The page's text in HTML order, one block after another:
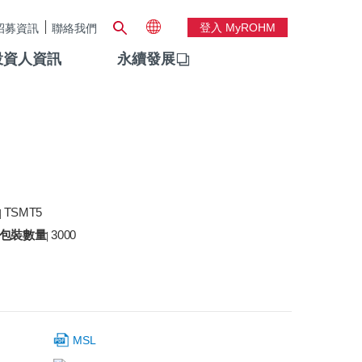
募資訊 聯絡我們 登入 MyROHM
人資訊 永續發展
TSMT5
裝數量|3000
MSL